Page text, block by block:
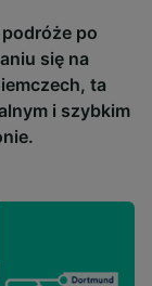
po
się na
ta
i szybkim